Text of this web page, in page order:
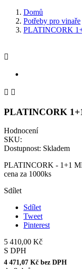
Domů
Potřeby pro vinaře
PLATINCORK

 
PLATINCORK
Hodnocení
SKU:
Dostupnost: Skladem
PLATINCORK - 1+1
cena za 1000ks
Sdílet
Sdílet
Tweet
Pinterest
5 410,00 Kč
S DPH
4 471,07 Kč bez DPH